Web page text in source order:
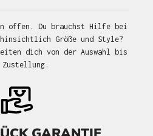
offen. Du brauchst Hilfe bei
Größe und Style?
dich von der Auswahl bis
Zustellung.